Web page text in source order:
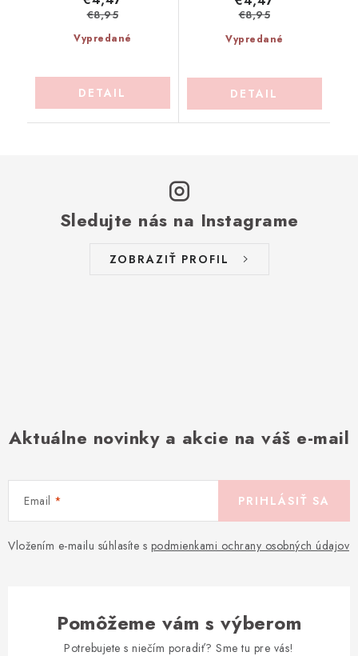
Vypredané
€8,95
DETAIL
Vypredané
€8,95
DETAIL
Sledujte nás na Instagrame
ZOBRAZIŤ PROFIL
Aktuálne novinky a akcie na váš e-mail
Email
Vložením e-mailu súhlasíte s podmienkami ochrany osobných údajov
PRIHLÁSIŤ SA
Pomôžeme vám s výberom
Potrebujete s niečím poradiť? Sme tu pre vás!